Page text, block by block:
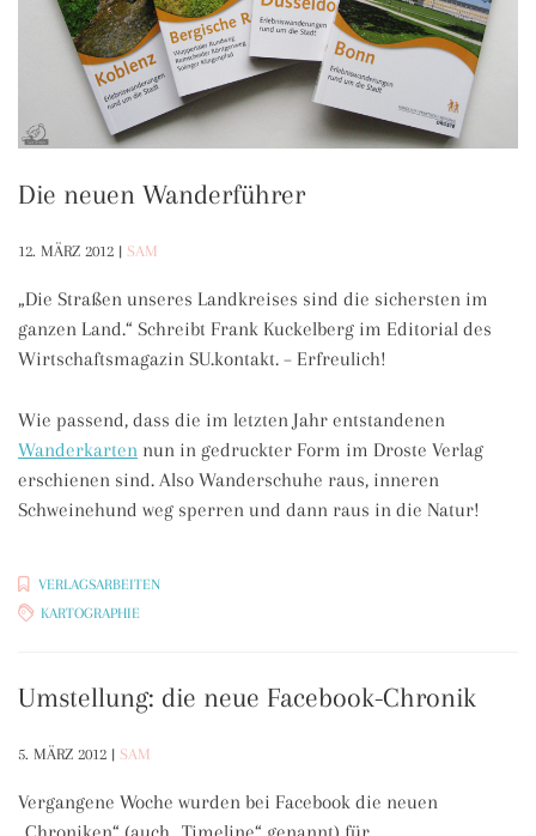
Die neuen Wanderführer
12. MÄRZ 2012 | SAM
„Die Straßen unseres Landkreises sind die sichersten im
ganzen Land.“ Schreibt Frank Kuckelberg im Editorial des
Wirtschaftsmagazin SU.kontakt. – Erfreulich!
Wie passend, dass die im letzten Jahr entstandenen
Wanderkarten nun in gedruckter Form im Droste Verlag
erschienen sind. Also Wanderschuhe raus, inneren
Schweinehund weg sperren und dann raus in die Natur!
VERLAGSARBEITEN
KARTOGRAPHIE
Umstellung: die neue Facebook-Chronik
5. MÄRZ 2012 | SAM
Vergangene Woche wurden bei Facebook die neuen